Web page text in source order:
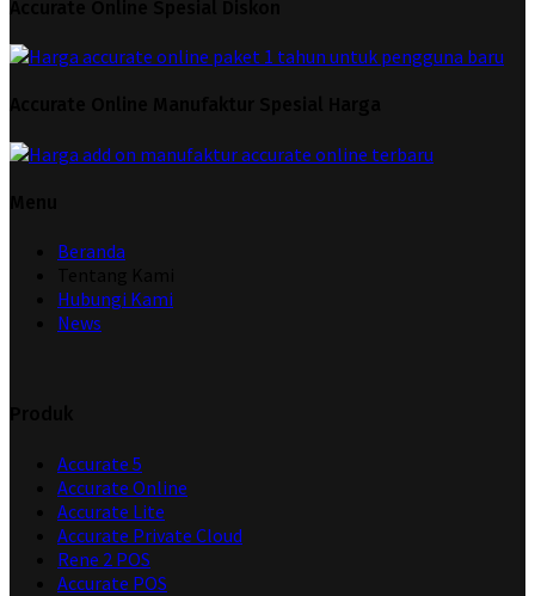
Beranda
Hubungi Kami
News
Accurate 5
Accurate Online
Accurate Lite
Accurate Private Cloud
Rene 2 POS
Accurate POS